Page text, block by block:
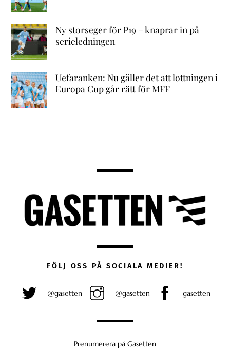
Ny storseger för P19 – knaprar in på
serieledningen
Uefaranken: Nu gäller det att lottningen i
Europa Cup går rätt för MFF
FÖLJ OSS PÅ SOCIALA MEDIER!
@gasetten @gasetten gasetten
Prenumerera på Gasetten